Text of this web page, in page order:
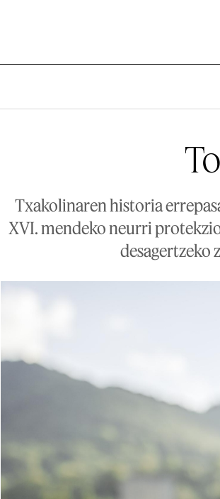
Txakolinaren historia
XVI. mendeko neurri
desagertzeko